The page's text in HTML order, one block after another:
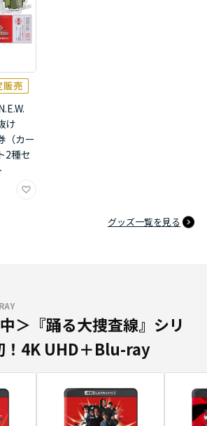
け
（カー
2種セ
グッズ一覧を見る
＞『踊る大捜査線』シリ
！4K UHD＋Blu-ray